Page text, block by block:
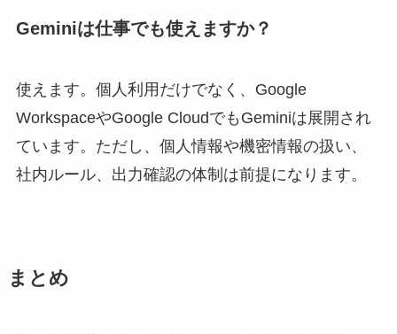
Geminiは仕事でも使えますか？
使えます。個人利用だけでなく、Google
WorkspaceやGoogle CloudでもGeminiは展開され
ています。ただし、個人情報や機密情報の扱い、
社内ルール、出力確認の体制は前提になります。
まとめ